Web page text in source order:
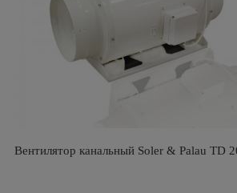
Вентилятор канальный Soler & Palau TD